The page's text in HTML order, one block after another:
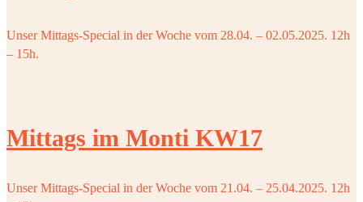
Unser Mittags-Special in der Woche vom 28.04. – 02.05.2025. 12h
– 15h.
Mittags im Monti KW17
Unser Mittags-Special in der Woche vom 21.04. – 25.04.2025. 12h